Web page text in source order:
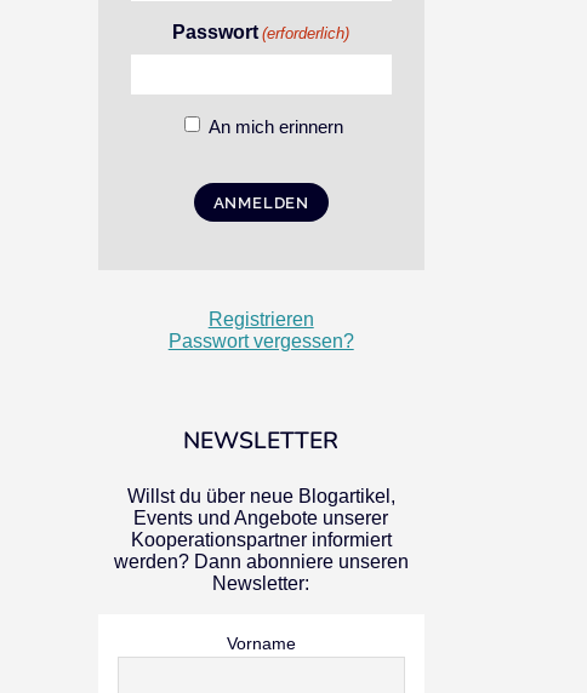
Passwort (erforderlich)
An mich erinnern
Registrieren
Passwort vergessen?
NEWSLETTER
Willst du über neue Blogartikel,
Events und Angebote unserer
Kooperationspartner informiert
werden? Dann abonniere unseren
Newsletter:
Vorname